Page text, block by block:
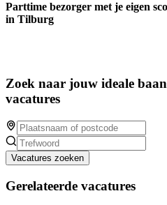
Parttime bezorger met je eigen
in Tilburg
Zoek naar jouw ideale
vacatures
Vacatures zoeken
Gerelateerde vacatures